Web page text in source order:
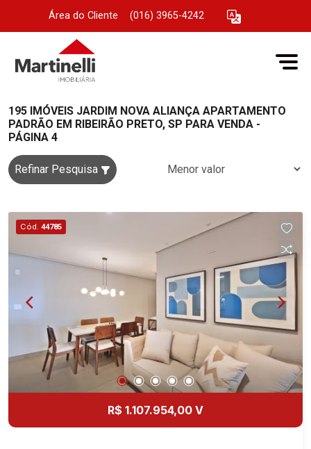
Área do Cliente (016) 3965-4242
195 IMÓVEIS JARDIM NOVA ALIANÇA APARTAMENTO
PADRÃO EM RIBEIRÃO PRETO, SP PARA VENDA -
PÁGINA 4
Refinar Pesquisa
Cód. 44785
R$ 1.107.954,00 V